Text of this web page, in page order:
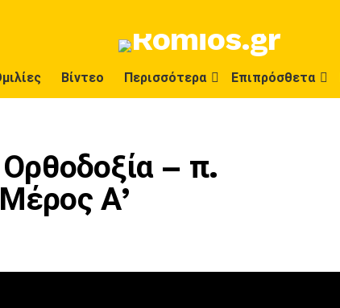
Βίντεο Περισσότερα Επιπρόσθετα
Ορθοδοξία – π.
Α’